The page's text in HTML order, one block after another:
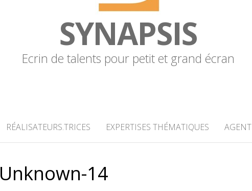
SYNAPSIS
Ecrin de talents pour petit et grand écran
RÉALISATEURS.TRICES EXPERTISES THÉMATIQUES AGENT
Unknown-14